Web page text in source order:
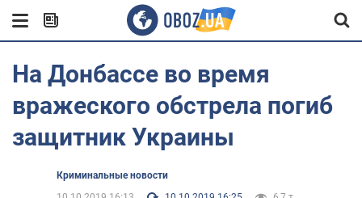
На Донбассе во время
вражеского обстрела погиб
защитник Украины
Криминальные новости